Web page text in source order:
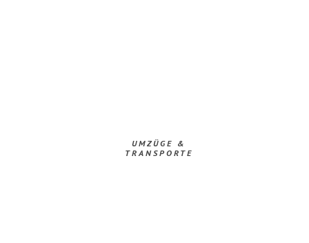
UMZÜGE &
TRANSPORTE